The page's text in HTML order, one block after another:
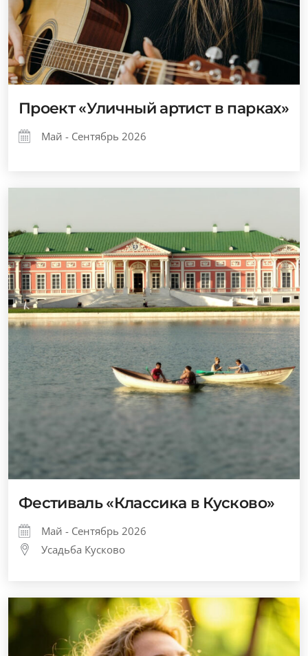
Проект «Уличный артист в парках»
Май - Сентябрь 2026
Фестиваль «Классика в Кусково»
Май - Сентябрь 2026
Усадьба Кусково